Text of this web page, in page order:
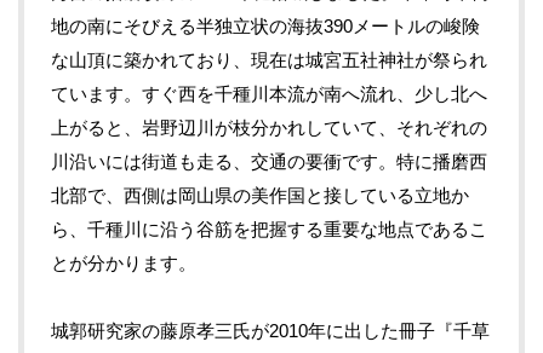
地の南にそびえる半独立状の海抜390メートルの峻険
な山頂に築かれており、現在は城宮五社神社が祭られ
ています。すぐ西を千種川本流が南へ流れ、少し北へ
上がると、岩野辺川が枝分かれしていて、それぞれの
川沿いには街道も走る、交通の要衝です。特に播磨西
北部で、西側は岡山県の美作国と接している立地か
ら、千種川に沿う谷筋を把握する重要な地点であるこ
とが分かります。
城郭研究家の藤原孝三氏が2010年に出した冊子『千草